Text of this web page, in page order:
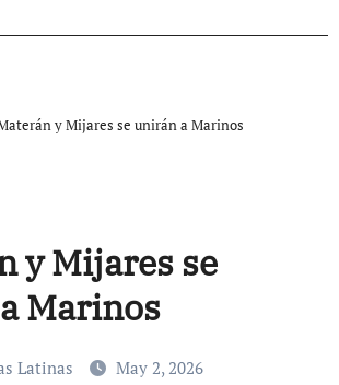
y Mijares se unirán a Marinos
y Mijares se
Marinos
Latinas May 2, 2026